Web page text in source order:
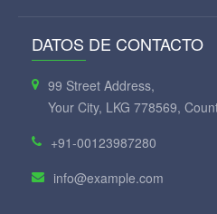
DATOS DE CONTACTO
99 Street Address,
Your City, LKG 778569,
+91-00123987280
info@example.com